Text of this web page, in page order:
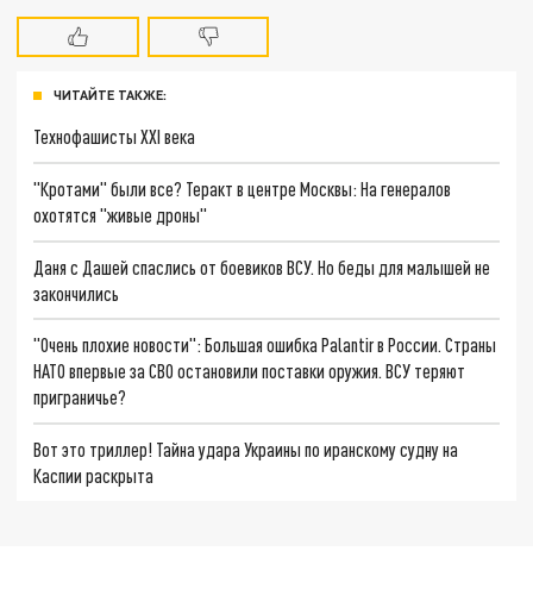
ЧИТАЙТЕ ТАКЖЕ:
Технофашисты XXI века
"Кротами" были все? Теракт в центре Москвы: На генералов
охотятся "живые дроны"
Даня с Дашей спаслись от боевиков ВСУ. Но беды для малышей не
закончились
"Очень плохие новости": Большая ошибка Palantir в России. Страны
НАТО впервые за СВО остановили поставки оружия. ВСУ теряют
приграничье?
Вот это триллер! Тайна удара Украины по иранскому судну на
Каспии раскрыта